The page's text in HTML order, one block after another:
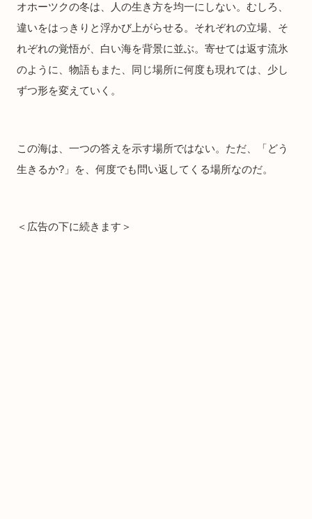
オホーツクの冬は、人の生き方を均一にしない。むしろ、
違いをはっきりと浮かび上がらせる。それぞれの立場、そ
れぞれの覚悟が、白い海を背景に並ぶ。寄せては返す流氷
のように、物語もまた、同じ場所に何度も現れては、少し
ずつ形を変えていく。
この海は、一つの答えを示す場所ではない。ただ、「どう
生きるか?」を、何度でも問い返してくる場所なのだ。
＜広告の下に続きます＞